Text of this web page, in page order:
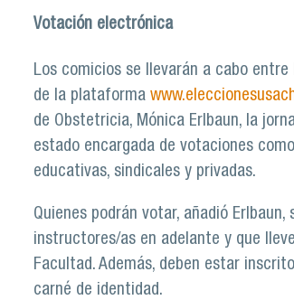
Votación electrónica
Los comicios se llevarán a cabo
de la plataforma
de Obstetricia, Mónica Erlbaun, la
estado encargada de votaciones
educativas, sindicales y privadas.
Quienes podrán votar, añadió
instructores/as en adelante y que
Facultad. Además, deben estar
carné de identidad.